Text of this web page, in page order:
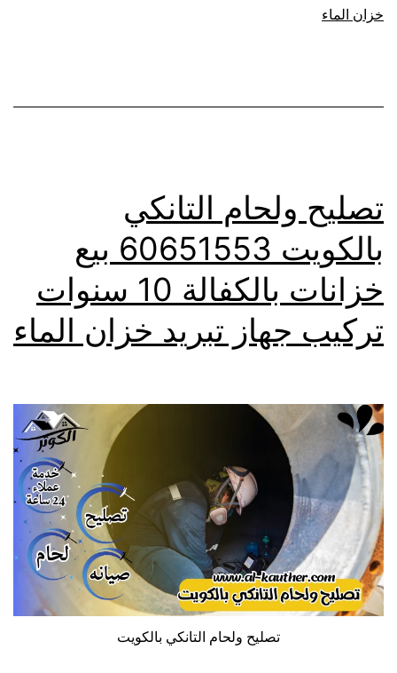
خزان الماء
تصليح ولحام التانكي
بالكويت 60651553 بيع
خزانات بالكفالة 10 سنوات
تركيب جهاز تبريد خزان الماء
تصليح ولحام التانكي بالكويت